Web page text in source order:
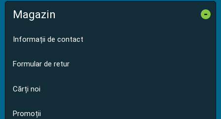
Magazin -
Informații de contact
Formular de retur
Cărți noi
Promoții